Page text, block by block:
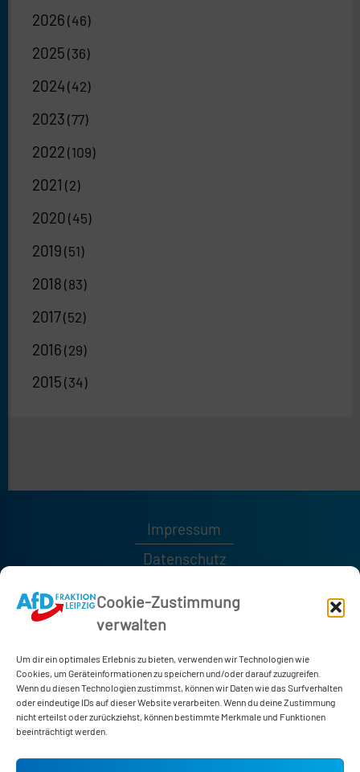
Cookie-Zustimmung
verwalten
Um dir ein optimales Erlebnis zu bieten, verwenden wir Technologien wie
Cookies, um Geräteinformationen zu speichern und/oder darauf zuzugreifen.
Wenn du diesen Technologien zustimmst, können wir Daten wie das Surfverhalten
oder eindeutige IDs auf dieser Website verarbeiten. Wenn du deine Zustimmung
nicht erteilst oder zurückziehst, können bestimmte Merkmale und Funktionen
beeinträchtigt werden.
2026 (46)
2025 (36)
2024 (42)
2023 (77)
2022 (109)
2021 (2)
2020 (45)
2019 (51)
2018 (83)
2017(52)
2016 (29)
2015 (34)
Neues Rathaus
Impressum
Datenschutz
0341 / 1232189
0341 / 1232185
afd-fraktion@leipzig.de